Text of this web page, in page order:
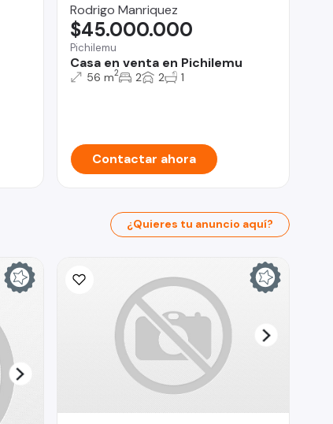
Rodrigo Manriquez
Pichilemu
Casa en venta en Pichilemu
$45.000.000
56 m2 2 2 1
Contactar ahora
¿Quieres tu anuncio aquí?